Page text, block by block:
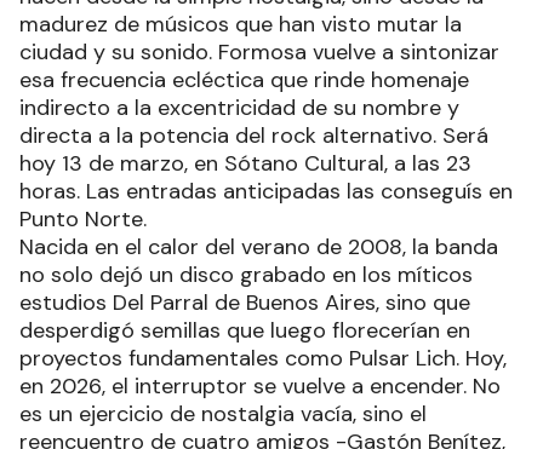
madurez de músicos que han visto mutar la
ciudad y su sonido. Formosa vuelve a sintonizar
esa frecuencia ecléctica que rinde homenaje
indirecto a la excentricidad de su nombre y
directa a la potencia del rock alternativo. Será
hoy 13 de marzo, en Sótano Cultural, a las 23
horas. Las entradas anticipadas las conseguís en
Punto Norte.
Nacida en el calor del verano de 2008, la banda
no solo dejó un disco grabado en los míticos
estudios Del Parral de Buenos Aires, sino que
desperdigó semillas que luego florecerían en
proyectos fundamentales como Pulsar Lich. Hoy,
en 2026, el interruptor se vuelve a encender. No
es un ejercicio de nostalgia vacía, sino el
reencuentro de cuatro amigos -Gastón Benítez,